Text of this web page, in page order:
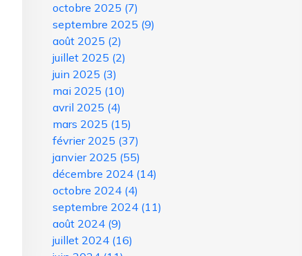
octobre 2025 (7)
septembre 2025 (9)
août 2025 (2)
juillet 2025 (2)
juin 2025 (3)
mai 2025 (10)
avril 2025 (4)
mars 2025 (15)
février 2025 (37)
janvier 2025 (55)
décembre 2024 (14)
octobre 2024 (4)
septembre 2024 (11)
août 2024 (9)
juillet 2024 (16)